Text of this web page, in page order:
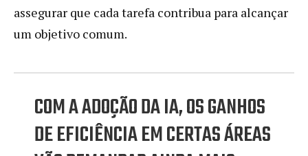
assegurar que cada tarefa contribua para alcançar
um objetivo comum.
COM A ADOÇÃO DA IA, OS GANHOS
DE EFICIÊNCIA EM CERTAS ÁREAS